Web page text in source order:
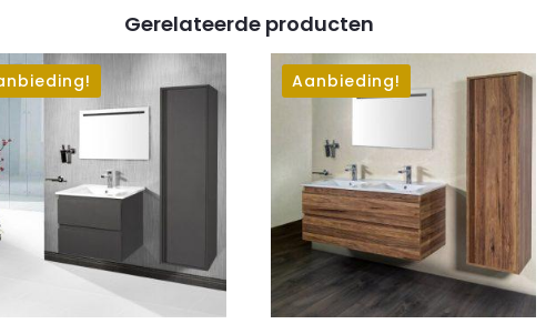
Gerelateerde producten
Aanbieding!